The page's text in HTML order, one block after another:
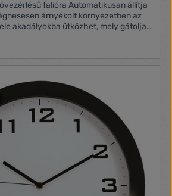
árnyékolt környezetben az
akadályokba ütközhet, mely gátolja
asztalra állítható 2 db LR6/AA